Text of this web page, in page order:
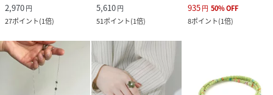
2,970円
27ポイント(1倍)
5,610円
51ポイント(1倍)
935円 50%OFF
8ポイント(1倍)